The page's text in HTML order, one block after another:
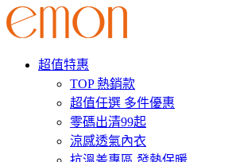
超值特惠
TOP 熱銷款
超值任選 多件優惠
零碼出清99起
涼感透氣內衣